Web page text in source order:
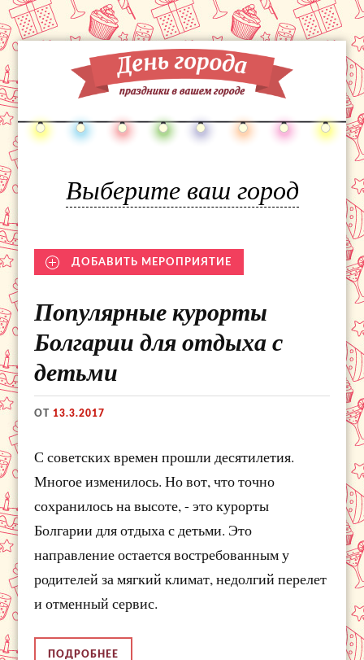
Выберите ваш город
ДОБАВИТЬ МЕРОПРИЯТИЕ
Популярные курорты
Болгарии для отдыха с
детьми
ОТ13.3.2017
С советских времен прошли десятилетия.
Многое изменилось. Но вот, что точно
сохранилось на высоте, - это курорты
Болгарии для отдыха с детьми. Это
направление остается востребованным у
родителей за мягкий климат, недолгий перелет
и отменный сервис.
ПОДРОБНЕЕ